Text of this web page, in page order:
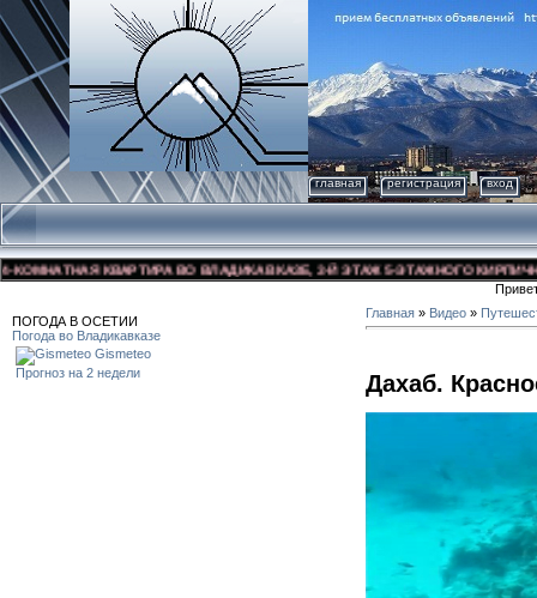
главная регистрация вход
КВАРТИРА ВО ВЛАДИКАВКАЗЕ, 3-Й ЭТАЖ 5-ЭТАЖНОГО
ПОГОДА В ОСЕТИИ
Погода во Владикавказе
Gismeteo
Прогноз на 2 недели
Главная » Видео »
Дахаб.